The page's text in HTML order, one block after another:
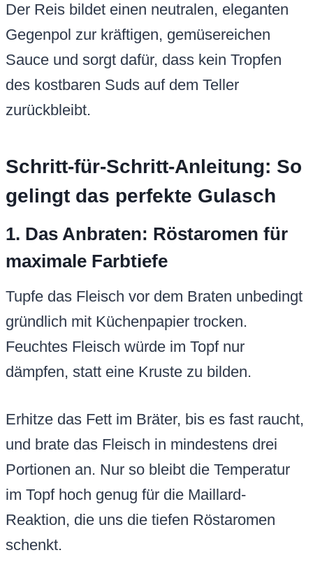
Der Reis bildet einen neutralen, eleganten
Gegenpol zur kräftigen, gemüsereichen
Sauce und sorgt dafür, dass kein Tropfen
des kostbaren Suds auf dem Teller
zurückbleibt.
Schritt-für-Schritt-Anleitung: So
gelingt das perfekte Gulasch
1. Das Anbraten: Röstaromen für
maximale Farbtiefe
Tupfe das Fleisch vor dem Braten unbedingt
gründlich mit Küchenpapier trocken.
Feuchtes Fleisch würde im Topf nur
dämpfen, statt eine Kruste zu bilden.
Erhitze das Fett im Bräter, bis es fast raucht,
und brate das Fleisch in mindestens drei
Portionen an. Nur so bleibt die Temperatur
im Topf hoch genug für die Maillard-
Reaktion, die uns die tiefen Röstaromen
schenkt.